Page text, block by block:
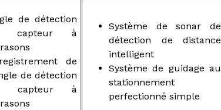
de détection
capteur à
de
de détection
capteur à
Système de sonar de
détection de distance
intelligent
Système de guidage au
stationnement
perfectionné simple